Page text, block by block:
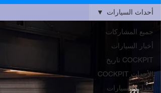
جميع المشاركات
أخبار السيارات
COCKPIT تاريخ
الأحداث COCKPIT
أحداث السيارات
أحداث السيارات